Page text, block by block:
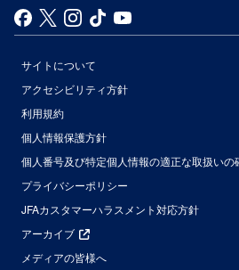
サイトについて
アクセシビリティ方針
利用規約
個人情報保護方針
個人番号及び特定個人情報の適正な取扱い
プライバシーポリシー
JFAカスタマーハラスメント対応方針
アーカイブ
メディアの皆様へ